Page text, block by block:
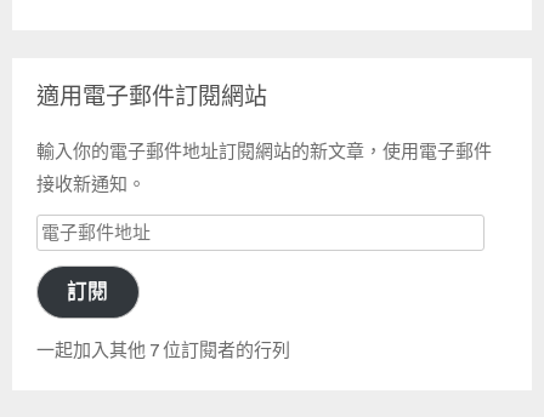
適用電子郵件訂閱網站
輸入你的電子郵件地址訂閱網站的新文章，使用電子郵件
接收新通知。
電
郵
訂閱
一起加入其他 7 位訂閱者的行列